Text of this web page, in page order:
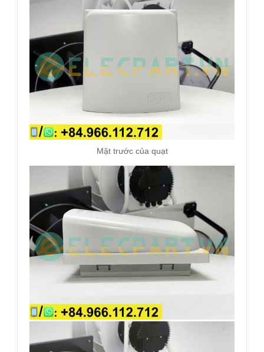
Mặt trước của quạt